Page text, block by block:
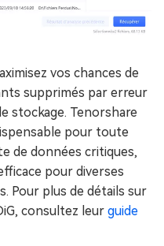
vos chances de
supprimés par erreur
stockage. Tenorshare
pour toute
de données critiques,
pour diverses
Pour plus de détails sur
consultez leur guide